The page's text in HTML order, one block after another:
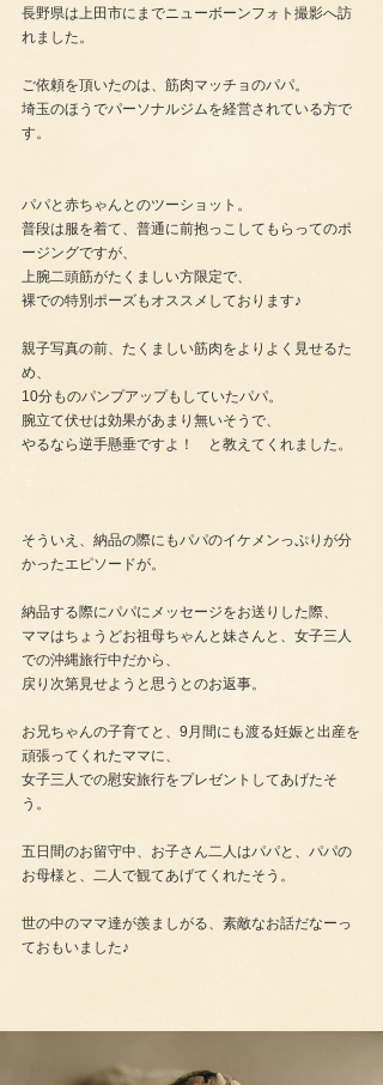
長野県は上田市にまでニューボーンフォト撮影へ訪
れました。
ご依頼を頂いたのは、筋肉マッチョのパパ。
埼玉のほうでパーソナルジムを経営されている方で
す。
パパと赤ちゃんとのツーショット。
普段は服を着て、普通に前抱っこしてもらってのポ
ージングですが、
上腕二頭筋がたくましい方限定で、
裸での特別ポーズもオススメしております♪
親子写真の前、たくましい筋肉をよりよく見せるた
め、
10分ものパンプアップもしていたパパ。
腕立て伏せは効果があまり無いそうで、
やるなら逆手懸垂ですよ！　と教えてくれました。
そういえ、納品の際にもパパのイケメンっぷりが分
かったエピソードが。
納品する際にパパにメッセージをお送りした際、
ママはちょうどお祖母ちゃんと妹さんと、女子三人
での沖縄旅行中だから、
戻り次第見せようと思うとのお返事。
お兄ちゃんの子育てと、9月間にも渡る妊娠と出産を
頑張ってくれたママに、
女子三人での慰安旅行をプレゼントしてあげたそ
う。
五日間のお留守中、お子さん二人はパパと、パパの
お母様と、二人で観てあげてくれたそう。
世の中のママ達が羨ましがる、素敵なお話だなーっ
ておもいました♪